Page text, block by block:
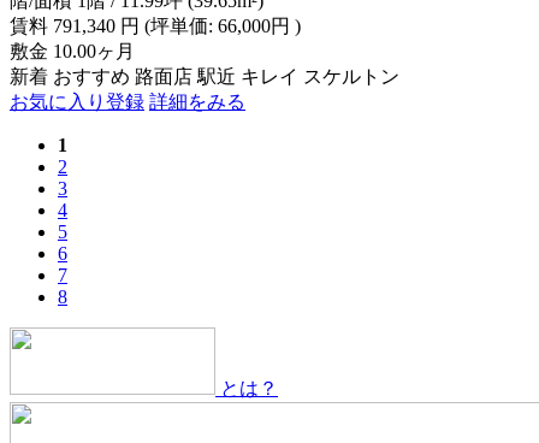
賃料 791,340 円 (坪単価: 66,000円 )
敷金 10.00ヶ月
新着 おすすめ 路面店 駅近 キレイ スケルトン
お気に入り登録 詳細をみる
1
2
3
4
5
6
7
8
とは？